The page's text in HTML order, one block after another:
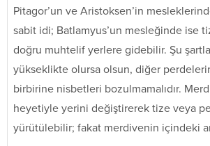
Pitagor’un ve Aristoksen’in
sabit idi; Batlamyus’un mesleğinde ise
doğru muhtelif yerlere gidebilir. Şu
yükseklikte olursa olsun, diğer
birbirine nisbetleri bozulmamalıdır.
heyetiyle yerini değiştirerek tize veya
yürütülebilir; fakat merdivenin içindeki